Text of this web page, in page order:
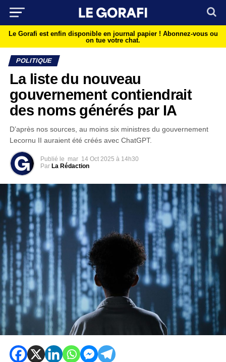
Le Gorafi est enfin disponible en journal papier ! Abonnez-vous ou
on tue votre chat.
POLITIQUE
La liste du nouveau
gouvernement contiendrait
des noms générés par IA
D’après nos sources, au moins six ministres du gouvernement
Lecornu II auraient été créés avec ChatGPT.
Publié le mar 14 Oct 2025 à 14h30
Par La Rédaction